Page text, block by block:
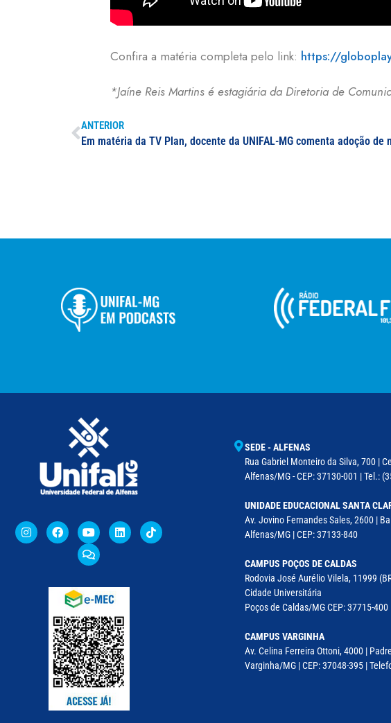
Confira a matéria completa pelo link: https://
*Jaíne Reis Martins é estagiária da Diretoria de
ANTERIOR
SEDE - ALFENAS
Rua Gabriel Monteiro da Silva, 700 |
Alfenas/MG - CEP: 37130-001 | Tel.:
UNIDADE EDUCACIONAL SANTA
Av. Jovino Fernandes Sales, 2600 |
Alfenas/MG | CEP: 37133-840
CAMPUS POÇOS DE CALDAS
Rodovia José Aurélio Vilela, 11999
Cidade Universitária
Poços de Caldas/MG CEP: 37715-
CAMPUS VARGINHA
Av. Celina Ferreira Ottoni, 4000 |
Varginha/MG | CEP: 37048-395 |